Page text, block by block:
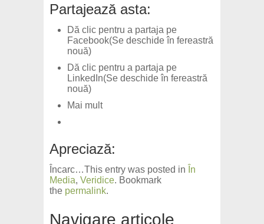
Partajează asta:
Dă clic pentru a partaja pe
Facebook(Se deschide în fereastră
nouă)
Dă clic pentru a partaja pe
LinkedIn(Se deschide în fereastră
nouă)
Mai mult
Apreciază:
Încarc…This entry was posted in În
Media, Veridice. Bookmark
the permalink.
Navigare articole